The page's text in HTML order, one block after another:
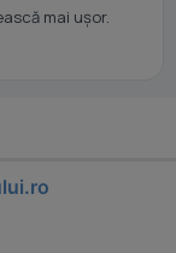
mai ușor.